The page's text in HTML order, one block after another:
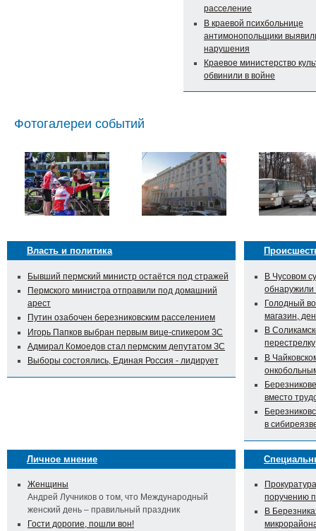
расселение
В краевой психбольнице
антимонопольщики
нарушения
Краевое министерство
обвинили в войне
Фотогалереи событий
Власть и политика
Бывший пермский министр остаётся под стражей
Пермского министра отправили под домашний
арест
Путин озабочен березниковским расселением
Игорь Папков выбран первым вице-спикером ЗС
Адмирал Комоедов стал пермским депутатом ЗС
Выборы состоялись, Единая Россия - лидирует
В Чусовом
Голодный
магазин,
В
перестрелку
В
вместо
в
Личное мнение
Женщины
Андрей Лучников о том, что Международный
женский день – правильный праздник
Гости дорогие, пошли вон!
поручению
В